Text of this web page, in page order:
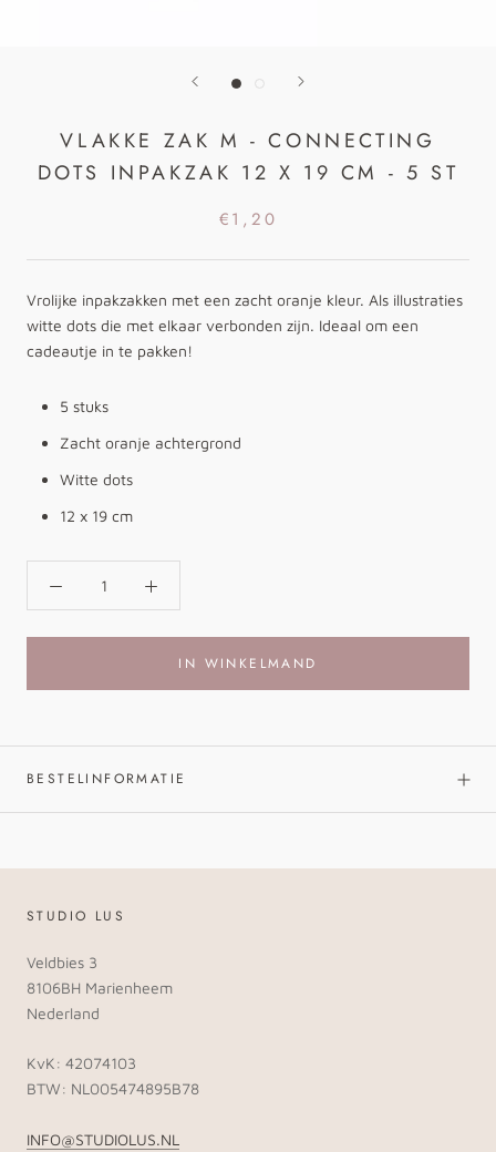
VLAKKE ZAK M - CONNECTING
DOTS INPAKZAK 12 X 19 CM - 5 ST
€1,20
Vrolijke inpakzakken met een zacht oranje kleur. Als illustraties
witte dots die met elkaar verbonden zijn. Ideaal om een
cadeautje in te pakken!
5 stuks
Zacht oranje achtergrond
Witte dots
12 x 19 cm
IN WINKELMAND
BESTELINFORMATIE
STUDIO LUS
Veldbies 3
8106BH Marienheem
Nederland
KvK: 42074103
BTW: NL005474895B78
INFO@STUDIOLUS.NL